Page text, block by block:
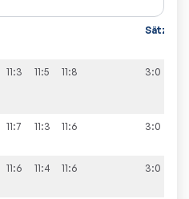
Sätze
11:3 11:5 11:8 3:0
11:7 11:3 11:6 3:0
11:6 11:4 11:6 3:0